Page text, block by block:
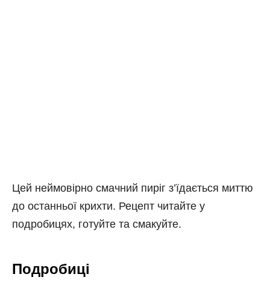
Цей неймовірно смачний пиріг з’їдається миттю
до останньої крихти. Рецепт читайте у
подробицях, готуйте та смакуйте.
Подробиці